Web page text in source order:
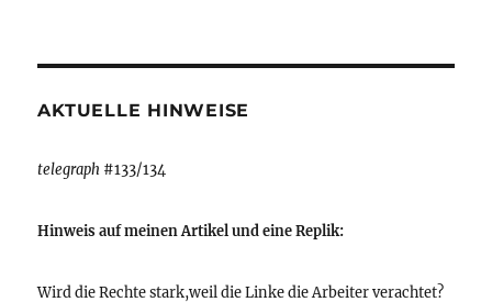
AKTUELLE HINWEISE
telegraph #133/134
Hinweis auf meinen Artikel und eine Replik:
Wird die Rechte stark,weil die Linke die Arbeiter verachtet?